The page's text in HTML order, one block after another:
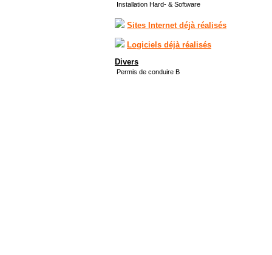
Installation Hard- & Software
Sites Internet déjà réalisés
Logiciels déjà réalisés
Divers
Permis de conduire B